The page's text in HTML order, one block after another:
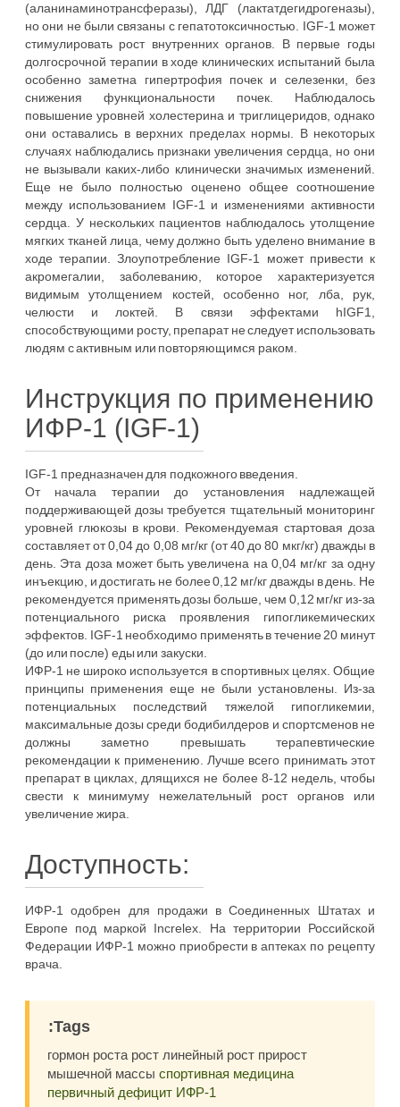
(аланинаминотрансферазы), ЛДГ (лактатдегидрогеназы),
но они не были связаны с гепатотоксичностью. IGF-1 может
стимулировать рост внутренних органов. В первые годы
долгосрочной терапии в ходе клинических испытаний была
особенно заметна гипертрофия почек и селезенки, без
снижения функциональности почек. Наблюдалось
повышение уровней холестерина и триглицеридов, однако
они оставались в верхних пределах нормы. В некоторых
случаях наблюдались признаки увеличения сердца, но они
не вызывали каких-либо клинически значимых изменений.
Еще не было полностью оценено общее соотношение
между использованием IGF-1 и изменениями активности
сердца. У нескольких пациентов наблюдалось утолщение
мягких тканей лица, чему должно быть уделено внимание в
ходе терапии. Злоупотребление IGF-1 может привести к
акромегалии, заболеванию, которое характеризуется
видимым утолщением костей, особенно ног, лба, рук,
челюсти и локтей. В связи эффектами hIGF1,
способствующими росту, препарат не следует использовать
людям с активным или повторяющимся раком.
Инструкция по применению
ИФР-1 (IGF-1)
IGF-1 предназначен для подкожного введения.
От начала терапии до установления надлежащей
поддерживающей дозы требуется тщательный мониторинг
уровней глюкозы в крови. Рекомендуемая стартовая доза
составляет от 0,04 до 0,08 мг/кг (от 40 до 80 мкг/кг) дважды в
день. Эта доза может быть увеличена на 0,04 мг/кг за одну
инъекцию, и достигать не более 0,12 мг/кг дважды в день. Не
рекомендуется применять дозы больше, чем 0,12 мг/кг из-за
потенциального риска проявления гипогликемических
эффектов. IGF-1 необходимо применять в течение 20 минут
(до или после) еды или закуски.
ИФР-1 не широко используется в спортивных целях. Общие
принципы применения еще не были установлены. Из-за
потенциальных последствий тяжелой гипогликемии,
максимальные дозы среди бодибилдеров и спортсменов не
должны заметно превышать терапевтические
рекомендации к применению. Лучше всего принимать этот
препарат в циклах, длящихся не более 8-12 недель, чтобы
свести к минимуму нежелательный рост органов или
увеличение жира.
Доступность:
ИФР-1 одобрен для продажи в Соединенных Штатах и
Европе под маркой Increlex. На территории Российской
Федерации ИФР-1 можно приобрести в аптеках по рецепту
врача.
:Tags
гормон роста рост линейный рост прирост
мышечной массы спортивная медицина
первичный дефицит ИФР-1